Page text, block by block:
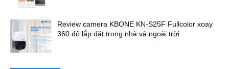
Review camera KBONE KN-S25F Fullcolor xoay
360 độ lắp đặt trong nhà và ngoài trời